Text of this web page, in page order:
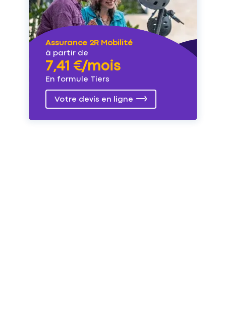
Assurance 2R Mobilité
à partir de
7,41 €/mois
En formule Tiers
Votre devis en ligne